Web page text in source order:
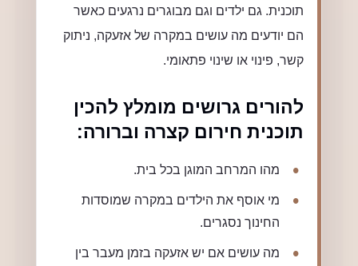
תוכנית. גם ילדים וגם מבוגרים נרגעים כאשר
הם יודעים מה עושים במקרה של אזעקה, ניתוק
קשר, פינוי או שינוי פתאומי.
להורים גרושים מומלץ להכין
תוכנית חירום קצרה וברורה:
מהו המרחב המוגן בכל בית.
מי אוסף את הילדים במקרה שמוסדות
החינוך נסגרים.
מה עושים אם יש אזעקה בזמן מעבר בין